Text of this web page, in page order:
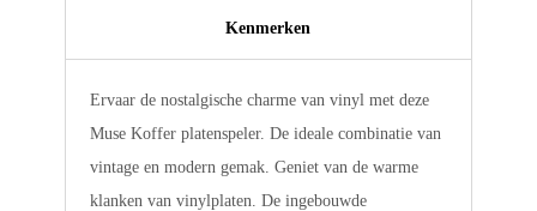
Kenmerken
Ervaar de nostalgische charme van vinyl met deze
Muse Koffer platenspeler. De ideale combinatie van
vintage en modern gemak. Geniet van de warme
klanken van vinylplaten. De ingebouwde